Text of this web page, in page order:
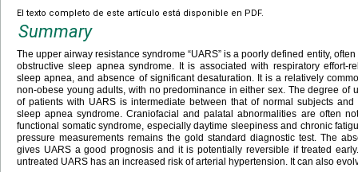
El texto completo de este artículo está disponible en PDF.
Summary
The upper airway resistance syndrome “UARS” is a poorly defined entity,
obstructive sleep apnea syndrome. It is associated with respiratory effort-
sleep apnea, and absence of significant desaturation. It is a relatively
non-obese young adults, with no predominance in either sex. The degree of
of patients with UARS is intermediate between that of normal subjects
sleep apnea syndrome. Craniofacial and palatal abnormalities are often
functional somatic syndrome, especially daytime sleepiness and chronic
pressure measurements remains the gold standard diagnostic test. The
gives UARS a good prognosis and it is potentially reversible if treated
untreated UARS has an increased risk of arterial hypertension. It can also